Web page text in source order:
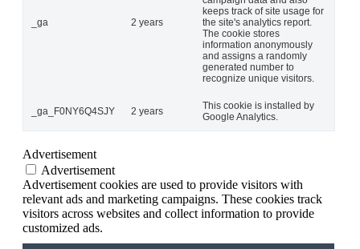
_ga 2 years
keeps track of site usage for
the site's analytics report.
The cookie stores
information anonymously
and assigns a randomly
generated number to
recognize unique visitors.
_ga_F0NY6Q4SJY 2 years
This cookie is installed by
Google Analytics.
Advertisement
Advertisement
Advertisement cookies are used to provide visitors with
relevant ads and marketing campaigns. These cookies track
visitors across websites and collect information to provide
customized ads.